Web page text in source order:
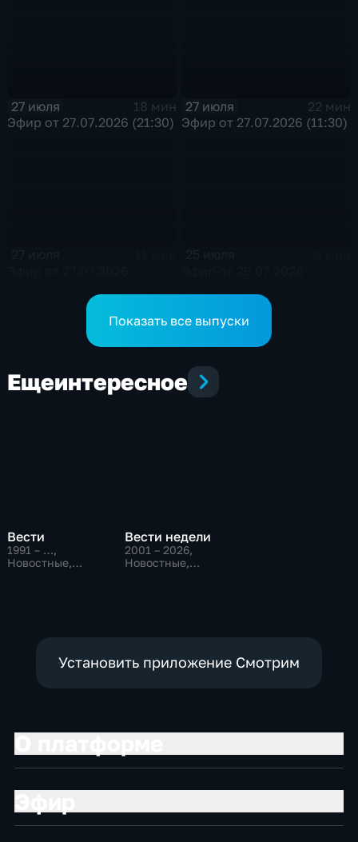
27 июля
18 мин
Эфир от 27.07.2026 (21:30)
27 июля
22 мин
Эфир от 27.07.2026 (11:30)
Показать все выпуски
Ещеинтересное
Вести
1991 – …,
Новостные,
Вести недели
2001 – 2026,
Новостные,
Установить приложение Смотрим